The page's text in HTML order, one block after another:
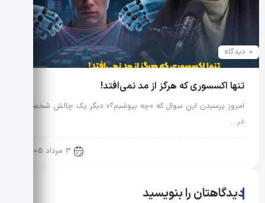
0 دیدگاه
تنها اکسسوری که هرگز از مد نمی‌افتد!
امروز پرسیدن این سوال که «چه بپوشیم؟» دیگر یک چالش شخصی
در…
3 مرداد 1405
دیدگاهتان را بنویسید